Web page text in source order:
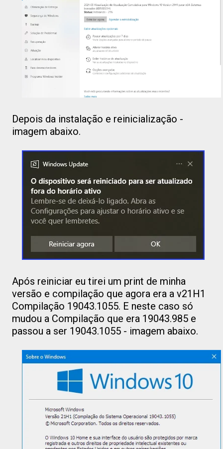
Depois da instalação e reinicialização -
imagem abaixo.
Após reiniciar eu tirei um print de minha
versão e compilação que agora era a v21H1
Compilação 19043.1055. E neste caso só
mudou a Compilação que era 19043.985 e
passou a ser 19043.1055 - imagem abaixo.